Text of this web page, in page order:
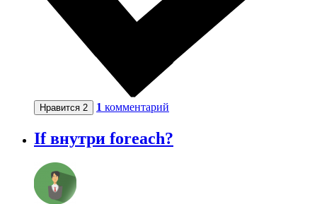
Нравится 2 1 комментарий
If внутри foreach?